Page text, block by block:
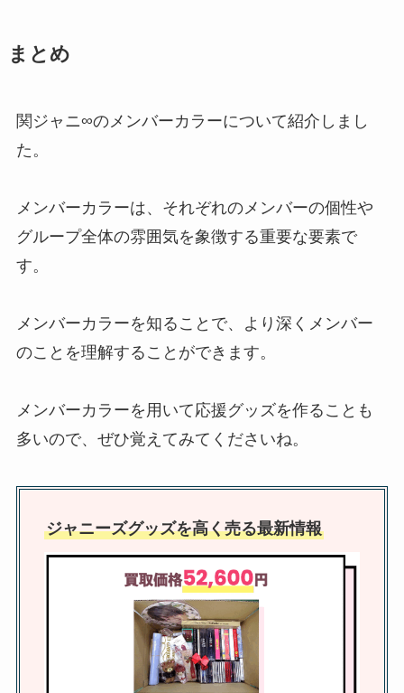
説！
更期限や手続きは？
や公式サイトは？
キンプリの歴代dvd売上ランキン
グTOP7！どんな作品がファンか
ら人気なの？
人とは？おばさんや地方は当たら
ない？2人と一人の当たる確率も
ジャニーズグッズ買取は開封済み
でも査定してくれる？買取はどこ
がいいかまんだらけや駿河屋調査
まとめ
関ジャニ∞のメンバーカラーについて紹介しまし
た。
メンバーカラーは、それぞれのメンバーの個性や
グループ全体の雰囲気を象徴する重要な要素で
す。
メンバーカラーを知ることで、より深くメンバー
のことを理解することができます。
メンバーカラーを用いて応援グッズを作ることも
多いので、ぜひ覚えてみてくださいね。
ジャニーズグッズを高く売る最新情報